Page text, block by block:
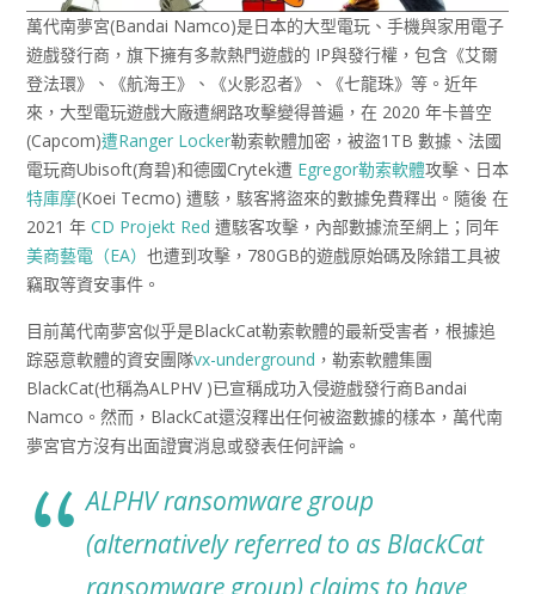
萬代南夢宮(Bandai Namco)是日本的大型電玩、手機與家用電子
遊戲發行商，旗下擁有多款熱門遊戲的 IP與發行權，包含《艾爾
登法環》、《航海王》、《火影忍者》、《七龍珠》等。近年
來，大型電玩遊戲大廠遭網路攻擊變得普遍，在 2020 年卡普空
(Capcom)遭Ranger Locker勒索軟體加密，被盜1TB 數據、法國
電玩商Ubisoft(育碧)和德國Crytek遭 Egregor勒索軟體攻擊、日本
特庫摩(Koei Tecmo) 遭駭，駭客將盜來的數據免費釋出。隨後 在
2021 年 CD Projekt Red 遭駭客攻擊，內部數據流至網上；同年
美商藝電（EA） 也遭到攻擊，780GB的遊戲原始碼及除錯工具被
竊取等資安事件。
目前萬代南夢宮似乎是BlackCat勒索軟體的最新受害者，根據追
踪惡意軟體的資安團隊vx-underground ，勒索軟體集團
BlackCat(也稱為ALPHV )已宣稱成功入侵遊戲發行商Bandai
Namco。然而，BlackCat還沒釋出任何被盜數據的樣本，萬代南
夢宮官方沒有出面證實消息或發表任何評論。
ALPHV ransomware group
(alternatively referred to as BlackCat
ransomware group) claims to have